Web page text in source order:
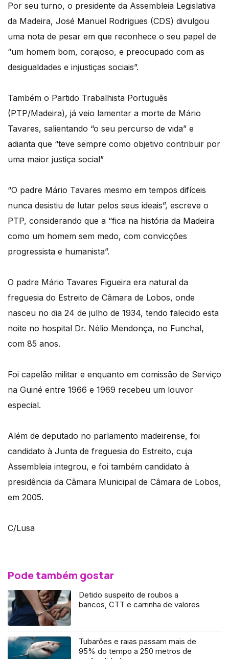
Por seu turno, o presidente da Assembleia Legislativa
da Madeira, José Manuel Rodrigues (CDS) divulgou
uma nota de pesar em que reconhece o seu papel de
“um homem bom, corajoso, e preocupado com as
desigualdades e injustiças sociais”.
Também o Partido Trabalhista Português
(PTP/Madeira), já veio lamentar a morte de Mário
Tavares, salientando “o seu percurso de vida” e
adianta que “teve sempre como objetivo contribuir por
uma maior justiça social”
“O padre Mário Tavares mesmo em tempos difíceis
nunca desistiu de lutar pelos seus ideais”, escreve o
PTP, considerando que a “fica na história da Madeira
como um homem sem medo, com convicções
progressista e humanista”.
O padre Mário Tavares Figueira era natural da
freguesia do Estreito de Câmara de Lobos, onde
nasceu no dia 24 de julho de 1934, tendo falecido esta
noite no hospital Dr. Nélio Mendonça, no Funchal,
com 85 anos.
Foi capelão militar e enquanto em comissão de Serviço
na Guiné entre 1966 e 1969 recebeu um louvor
especial.
Além de deputado no parlamento madeirense, foi
candidato à Junta de freguesia do Estreito, cuja
Assembleia integrou, e foi também candidato à
presidência da Câmara Municipal de Câmara de Lobos,
em 2005.
C/Lusa
Pode também gostar
Detido suspeito de roubos a
bancos, CTT e carrinha de valores
Tubarões e raias passam mais de
95% do tempo a 250 metros de